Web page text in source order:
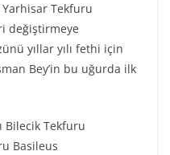
Tekfuru
değiştirmeye
yıllar yılı fethi için
Bey’in bu uğurda ilk
Bilecik Tekfuru
Basileus